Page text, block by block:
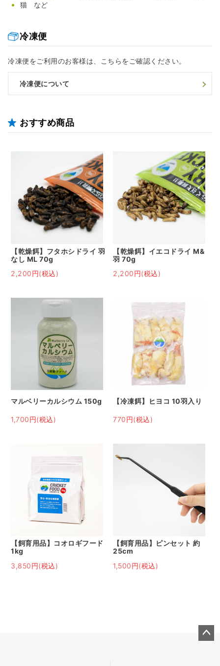
冷凍便
冷凍便をご利用のお客様は、こちらをご確認ください。
冷凍便について
おすすめ商品
【乾燥餌】フタホシドライ 羽
なし ML 70g
2,200円(税込)
【乾燥餌】イエコドライ M&
羽 70g
2,200円(税込)
マルベリーカルシウム 150g
1,700円(税込)
【冷凍餌】ヒヨコ 10羽入り
770円(税込)
【飼育用品】コオロギフード
1kg
3,850円(税込)
【飼育用品】ピンセット 約
25cm
1,500円(税込)
猫 など